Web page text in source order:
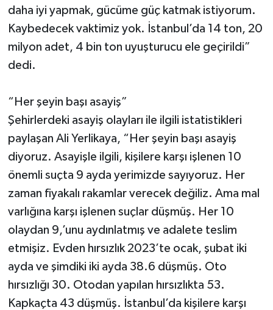
daha iyi yapmak, gücüme güç katmak istiyorum.
Kaybedecek vaktimiz yok. İstanbul’da 14 ton, 20
milyon adet, 4 bin ton uyuşturucu ele geçirildi”
dedi.
“Her şeyin başı asayiş”
Şehirlerdeki asayiş olayları ile ilgili istatistikleri
paylaşan Ali Yerlikaya, “Her şeyin başı asayiş
diyoruz. Asayişle ilgili, kişilere karşı işlenen 10
önemli suçta 9 ayda yerimizde sayıyoruz. Her
zaman fiyakalı rakamlar verecek değiliz. Ama mal
varlığına karşı işlenen suçlar düşmüş. Her 10
olaydan 9,’unu aydınlatmış ve adalete teslim
etmişiz. Evden hırsızlık 2023’te ocak, şubat iki
ayda ve şimdiki iki ayda 38.6 düşmüş. Oto
hırsızlığı 30. Otodan yapılan hırsızlıkta 53.
Kapkaçta 43 düşmüş. İstanbul’da kişilere karşı